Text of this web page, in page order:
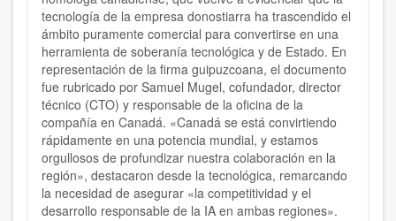
tecnología de la empresa donostiarra ha trascendido el
ámbito puramente comercial para convertirse en una
herramienta de soberanía tecnológica y de Estado. En
representación de la firma guipuzcoana, el documento
fue rubricado por Samuel Mugel, cofundador, director
técnico (CTO) y responsable de la oficina de la
compañía en Canadá. «Canadá se está convirtiendo
rápidamente en una potencia mundial, y estamos
orgullosos de profundizar nuestra colaboración en la
región», destacaron desde la tecnológica, remarcando
la necesidad de asegurar «la competitividad y el
desarrollo responsable de la IA en ambas regiones».